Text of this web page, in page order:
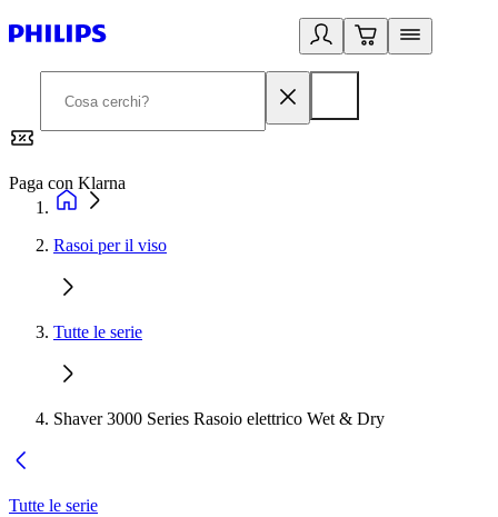
Paga con Klarna
Rasoi per il viso
Tutte le serie
Shaver 3000 Series Rasoio elettrico Wet & Dry
Tutte le serie